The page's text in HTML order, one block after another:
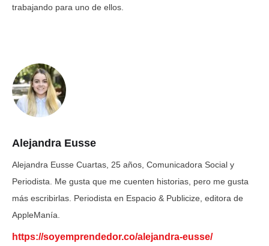
trabajando para uno de ellos.
Alejandra Eusse
Alejandra Eusse Cuartas, 25 años, Comunicadora Social y
Periodista. Me gusta que me cuenten historias, pero me gusta
más escribirlas. Periodista en Espacio & Publicize, editora de
AppleManía.
https://soyemprendedor.co/alejandra-eusse/